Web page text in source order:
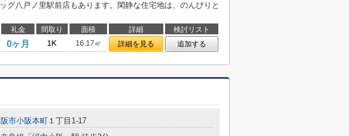
グ八戸ノ里駅前店もあります。閑静な住宅地は、のんびりと
礼金 間取り 面積 詳細
検討リスト
0ヶ月 1K 16.17㎡ 詳細を見る 追加する
市小阪本町 １丁目1-17